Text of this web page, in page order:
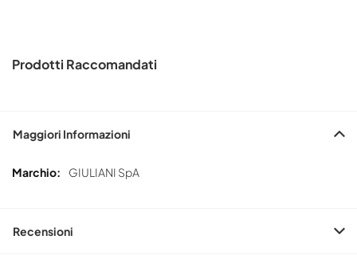
Prodotti Raccomandati
Maggiori Informazioni
Maggiori
GIULIANI SpA
Recensioni